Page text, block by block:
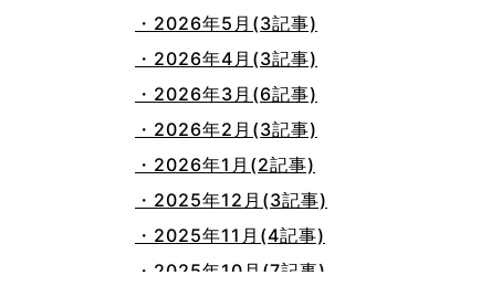
・2026年5月(3記事)
・2026年4月(3記事)
・2026年3月(6記事)
・2026年2月(3記事)
・2026年1月(2記事)
・2025年12月(3記事)
・2025年11月(4記事)
・2025年10月(7記事)